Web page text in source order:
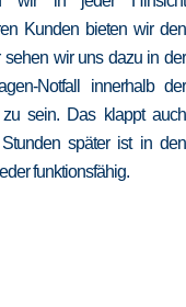
Kunden bieten wir den
sehen wir uns dazu in der
Notfall innerhalb der
sein. Das klappt auch
später ist in den
funktionsfähig.